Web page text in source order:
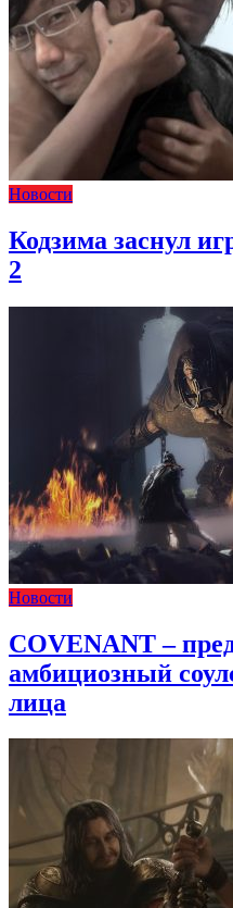
Новости
Кодзима заснул
2
Новости
COVENANT –
амбициозный
лица